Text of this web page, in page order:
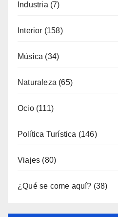
Industria (7)
Interior (158)
Música (34)
Naturaleza (65)
Ocio(111)
Política Turística (146)
Viajes (80)
¿Qué se come aquí? (38)